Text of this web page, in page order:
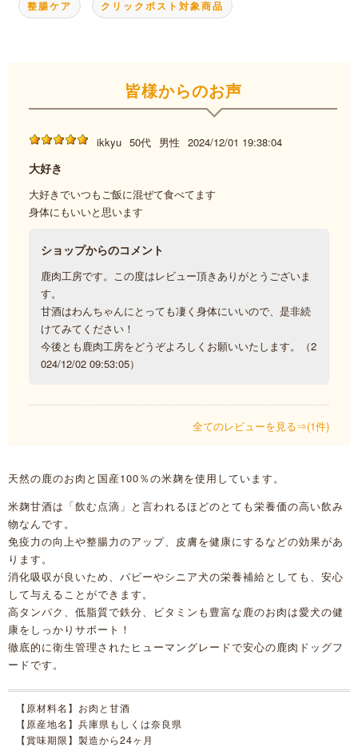
整腸ケア クリックポスト対象商品
皆様からのお声
ikkyu 50代 男性 2024/12/01 19:38:04
大好き
大好きでいつもご飯に混ぜて食べてます
身体にもいいと思います
ショップからのコメント
鹿肉工房です。この度はレビュー頂きありがとうございま
す。
甘酒はわんちゃんにとっても凄く身体にいいので、是非続
けてみてください！
今後とも鹿肉工房をどうぞよろしくお願いいたします。（2
024/12/02 09:53:05）
全てのレビューを見る⇒(1件)
天然の鹿のお肉と国産100％の米麹を使用しています。
米麹甘酒は「飲む点滴」と言われるほどのとても栄養価の高い飲み
物なんです。
免疫力の向上や整腸力のアップ、皮膚を健康にするなどの効果があ
ります。
消化吸収が良いため、パピーやシニア犬の栄養補給としても、安心
して与えることができます。
高タンパク、低脂質で鉄分、ビタミンも豊富な鹿のお肉は愛犬の健
康をしっかりサポート！
徹底的に衛生管理されたヒューマングレードで安心の鹿肉ドッグフ
ードです。
【原材料名】お肉と甘酒
【原産地名】兵庫県もしくは奈良県
【賞味期限】製造から24ヶ月